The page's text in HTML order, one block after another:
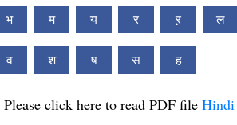
भ म य र ऱ ल
व श ष स ह
Please click here to read PDF file Hindi